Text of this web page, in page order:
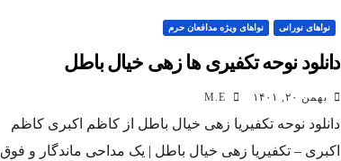
نواهای نورانی نواهای ویژه مدافعان حرم
دانلود نوحه تکفیری ها زهی خیال باطل
بهمن ۲۰, ۱۴۰۱
دانلود نوحه تکفیریا زهی خیال باطل از کاظم اکبری کاظم
اکبری – تکفیریا زهی خیال باطل | یک مداحی ماندگار و فوق